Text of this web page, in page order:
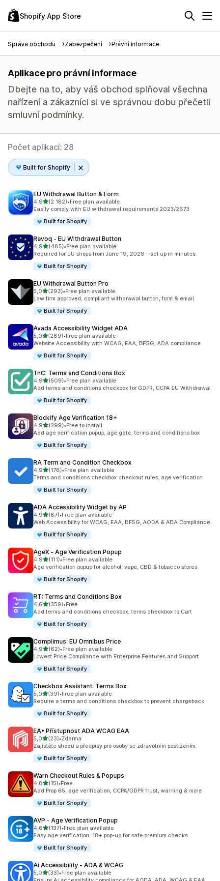
Shopify App Store
Správa obchodu Zabezpečení Právní informace
Aplikace pro právní informace
Dbejte na to, aby váš obchod splňoval všechna
nařízení a zákazníci si ve správnou dobu přečetli
smluvní podmínky.
Počet aplikací: 28
Built for Shopify
EU Withdrawal Button & Form
4,9z 5 hvězd
(2 182)
Celkový počet recenzí: 2182
•Free plan available
Easily comply with EU withdrawal requirements 2023/2673
Built for Shopify
Revoq ‑ EU Withdrawal Button
4,9z 5 hvězd
(485)
Celkový počet recenzí: 485
•Free plan available
Required for EU shops from June 19, 2026 – set up in minutes.
Built for Shopify
EU Withdrawal Button Pro
5,0z 5 hvězd
(293)
Celkový počet recenzí: 293
•Free plan available
Law firm approved, compliant withdrawal button, form & email
Built for Shopify
Avada Accessibility Widget ADA
5,0z 5 hvězd
(289)
Celkový počet recenzí: 289
•Free plan available
Website Accessibility with WCAG, EAA, BFSG, ADA compliance
Built for Shopify
TnC: Terms and Conditions Box
4,9z 5 hvězd
(509)
Celkový počet recenzí: 509
•Free plan available
Add terms and conditions checkbox for GDPR, CCPA EU Withdrawal
Built for Shopify
Blockify Age Verification 18+
4,9z 5 hvězd
(299)
Celkový počet recenzí: 299
•Free to install
Add age verification popup, age gate, terms and conditions box
Built for Shopify
RA Term and Condition Checkbox
4,9z 5 hvězd
(178)
Celkový počet recenzí: 178
•Free plan available
Terms and conditions checkbox checkout rules, age verification
Built for Shopify
ADA Accessibility Widget by AP
4,9z 5 hvězd
(87)
Celkový počet recenzí: 87
•Free plan available
Web Accessibility for WCAG, EAA, BFSG, AODA & ADA Compliance.
Built for Shopify
AgeX ‑ Age Verification Popup
4,9z 5 hvězd
(111)
Celkový počet recenzí: 111
•Free plan available
Age verification popup for alcohol, vape, CBD & tobacco stores
Built for Shopify
RT: Terms and Conditions Box
4,6z 5 hvězd
(359)
Celkový počet recenzí: 359
•Free
Add terms and conditions checkbox, terms checkbox to Cart
Built for Shopify
Complimus: EU Omnibus Price
4,9z 5 hvězd
(62)
Celkový počet recenzí: 62
•Free plan available
Lowest Price Compliance with Enterprise Features and Support
Built for Shopify
Checkbox Assistant: Terms Box
5,0z 5 hvězd
(39)
Celkový počet recenzí: 39
•Free plan available
Require a terms and conditions checkbox to prevent chargeback
Built for Shopify
EA• Přístupnost ADA WCAG EAA
5,0z 5 hvězd
(23)
Celkový počet recenzí: 23
•Zdarma
Zajistěte shodu s předpisy pro osoby se zdravotním postižením:
Built for Shopify
Warn Checkout Rules & Popups
4,8z 5 hvězd
(15)
Celkový počet recenzí: 15
•Free
Add Prop 65, age verification, CCPA/GDPR trust, warning & more
Built for Shopify
AVP ‑ Age Verification Popup
4,6z 5 hvězd
(137)
Celkový počet recenzí: 137
•Free plan available
Easy age verification: 18+ pop-up for safe premium checks
Built for Shopify
Ai Accessibility ‑ ADA & WCAG
5,0z 5 hvězd
(33)
Celkový počet recenzí: 33
•Free plan available